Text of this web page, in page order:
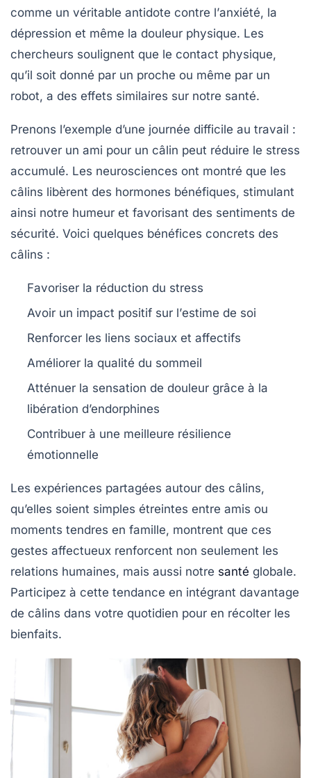
comme un véritable antidote contre l’anxiété, la
dépression et même la douleur physique. Les
chercheurs soulignent que le contact physique,
qu’il soit donné par un proche ou même par un
robot, a des effets similaires sur notre santé.
Prenons l’exemple d’une journée difficile au travail :
retrouver un ami pour un câlin peut réduire le stress
accumulé. Les neurosciences ont montré que les
câlins libèrent des hormones bénéfiques, stimulant
ainsi notre humeur et favorisant des sentiments de
sécurité. Voici quelques bénéfices concrets des
câlins :
Favoriser la réduction du stress
Avoir un impact positif sur l’estime de soi
Renforcer les liens sociaux et affectifs
Améliorer la qualité du sommeil
Atténuer la sensation de douleur grâce à la
libération d’endorphines
Contribuer à une meilleure résilience
émotionnelle
Les expériences partagées autour des câlins,
qu’elles soient simples étreintes entre amis ou
moments tendres en famille, montrent que ces
gestes affectueux renforcent non seulement les
relations humaines, mais aussi notre santé globale.
Participez à cette tendance en intégrant davantage
de câlins dans votre quotidien pour en récolter les
bienfaits.